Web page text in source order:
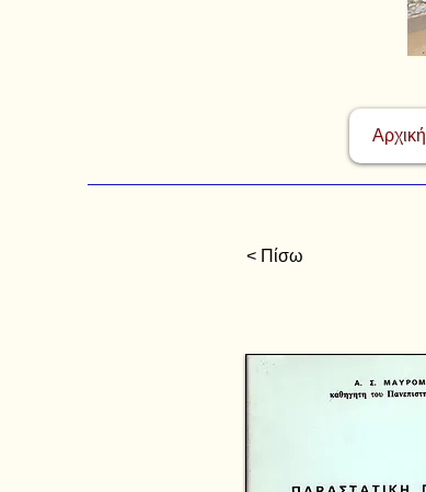
Αρχική
< Πίσω